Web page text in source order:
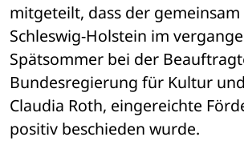
mitgeteilt, dass der
Schleswig-Holstein im
Spätsommer bei der
Bundesregierung für Kultur
Claudia Roth, eingereichte
positiv beschieden wurde.